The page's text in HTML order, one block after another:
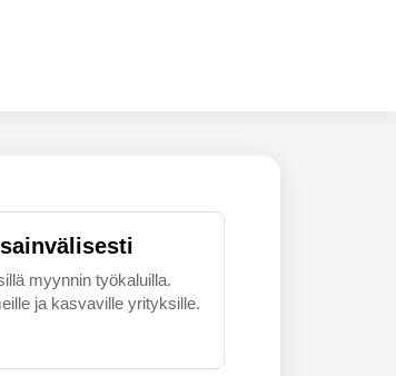
myynnin työkaluilla.
ja kasvaville yrityksille.